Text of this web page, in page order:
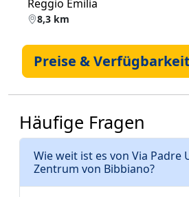
Reggio Emilia
8,3 km
Preise &
Häufige Fragen
Wie weit ist es von Via Padre
Zentrum von Bibbiano?